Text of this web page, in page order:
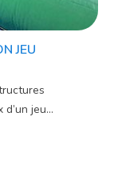
JEU
jeu...